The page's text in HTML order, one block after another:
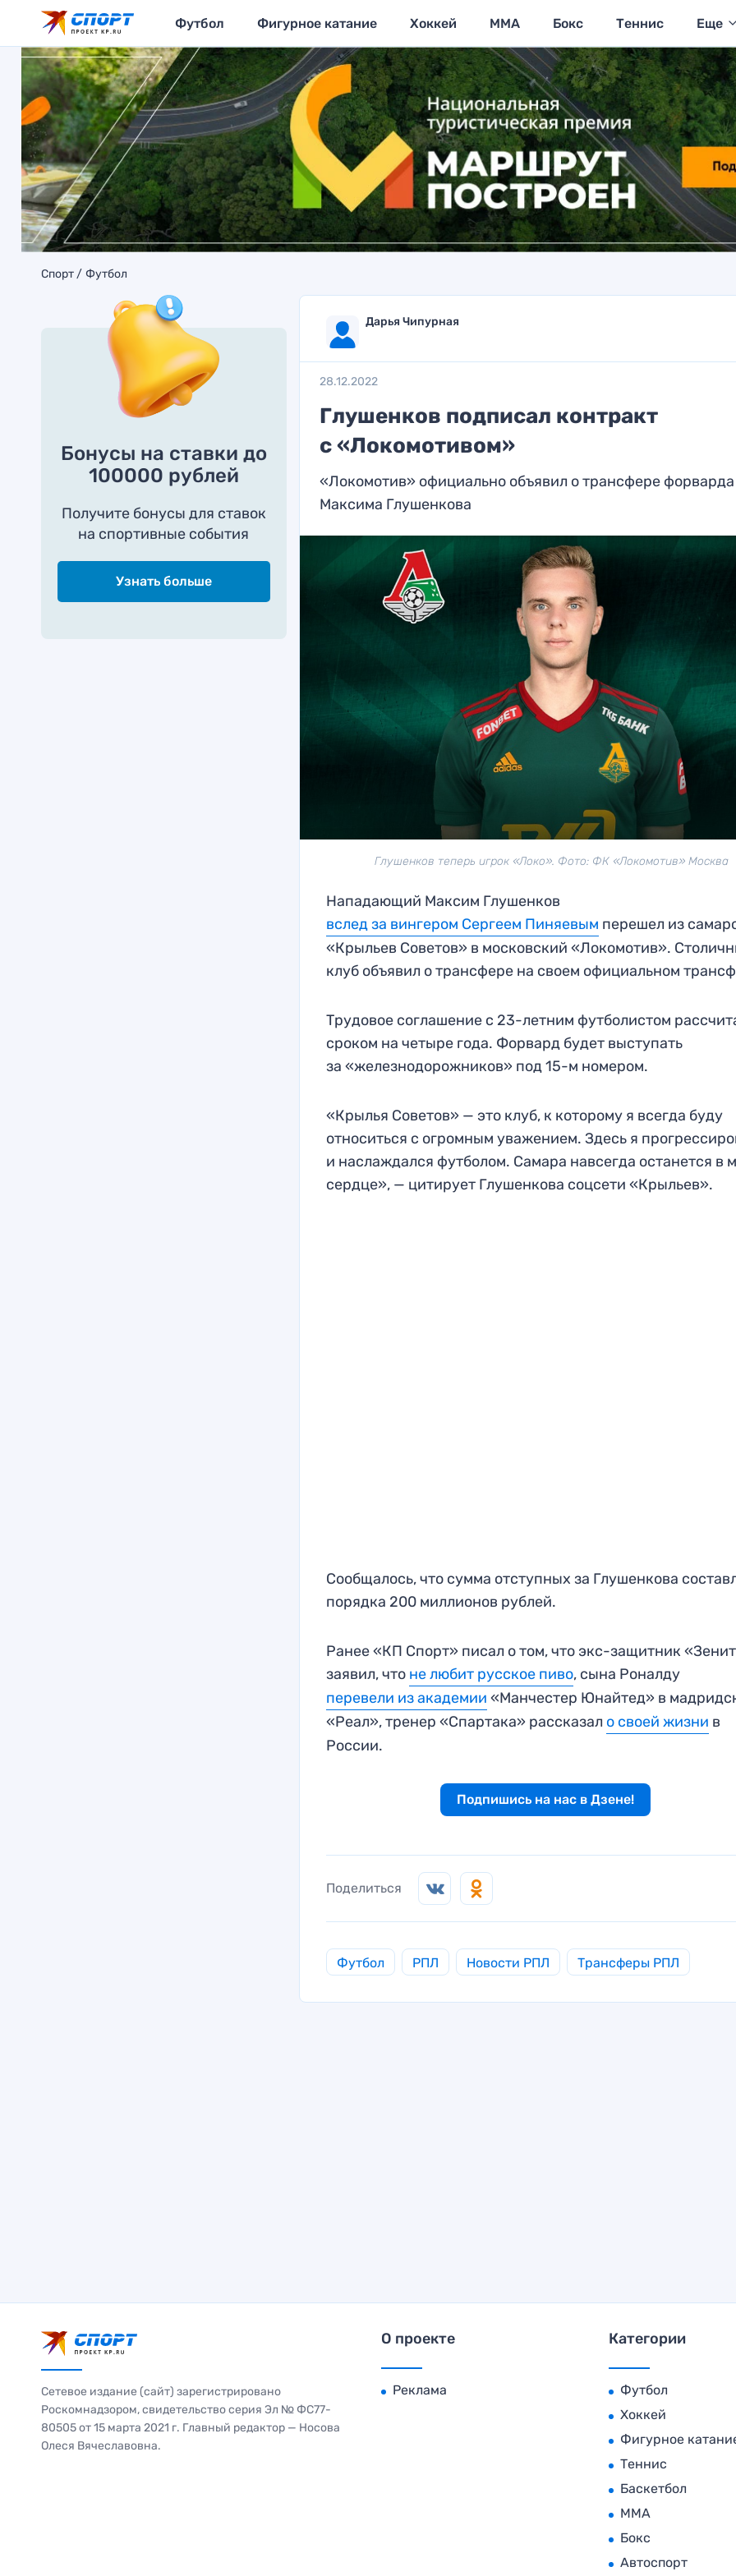
Футбол Фигурное катание Хоккей MMA Бокс Теннис Еще
Спорт Футбол
Бонусы на ставки до
100000 рублей
Получите бонусы для ставок
на спортивные события
Узнать больше
Дарья Чипурная
28.12.2022
Глушенков подписал контракт
с «Локомотивом»
«Локомотив» официально объявил о трансфере форварда
Максима Глушенкова
Глушенков теперь игрок «Локо». Фото: ФК «Локомотив» Москва
Нападающий Максим Глушенков
вслед за вингером Сергеем Пиняевым перешел из
«Крыльев Советов» в московский «Локомотив».
клуб объявил о трансфере на своем официальном
Трудовое соглашение с 23-летним футболистом
сроком на четыре года. Форвард будет выступать
за «железнодорожников» под 15-м номером.
«Крылья Советов» — это клуб, к которому я всегда буду
относиться с огромным уважением. Здесь я
и наслаждался футболом. Самара навсегда останется в
сердце», — цитирует Глушенкова соцсети «Крыльев».
Сообщалось, что сумма отступных за Глушенкова
порядка 200 миллионов рублей.
Ранее «КП Спорт» писал о том, что экс-защитник
заявил, что не любит русское пиво, сына Роналду
перевели из академии «Манчестер Юнайтед» в
«Реал», тренер «Спартака» рассказал о своей жизни в
России.
Подпишись на нас в Дзене!
Поделиться
Футбол РПЛ Новости РПЛ Трансферы РПЛ
Сетевое издание (сайт) зарегистрировано
Роскомнадзором, свидетельство серия Эл № ФС77-
80505 от 15 марта 2021 г. Главный редактор — Носова
Олеся Вячеславовна.
О проекте
Реклама
Категории
Футбол
Хоккей
Фигурное
Теннис
Баскетбол
MMA
Бокс
Автоспорт